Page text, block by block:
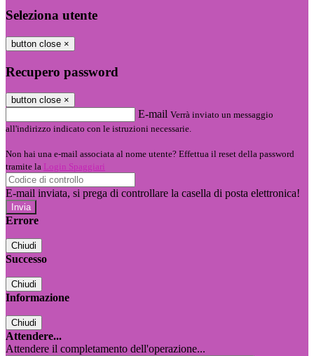
Seleziona utente
button close ×
Recupero password
button close ×
E-mail Verrà inviato un messaggio
all'indirizzo indicato con le istruzioni necessarie.
Non hai una e-mail associata al nome utente? Effettua il reset della password
tramite la Login Spaggiari
E-mail inviata, si prega di controllare la casella di posta elettronica!
Errore
Chiudi
Successo
Chiudi
Informazione
Chiudi
Attendere...
Attendere il completamento dell'operazione...